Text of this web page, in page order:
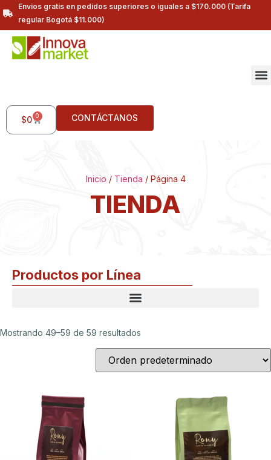
Envios gratis en pedidos superiores o iguales a $170.000 (Tarifa
regular Bogotá $11.000)
$0 0 CONTÁCTANOS
Inicio / Tienda / Página 4
TIENDA
Productos por Línea
Mostrando 49–59 de 59 resultados